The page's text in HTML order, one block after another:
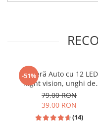
Wireless
Transformă-ți
completăWireless
Android Auto.
mesajele text
avea nevoie de
-51%
Cameră Auto cu 12 LED
night vision, unghi de
vizualizare 170°,
la apă IPX6 si praf
79,00 RON
39,00 RON
(14)